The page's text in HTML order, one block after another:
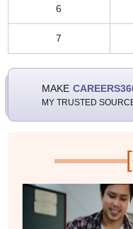
6
7
MAKE
MY TRUSTED
[